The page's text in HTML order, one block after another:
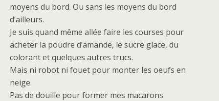
moyens du bord. Ou sans les moyens du bord
d’ailleurs.
Je suis quand même allée faire les courses pour
acheter la poudre d’amande, le sucre glace, du
colorant et quelques autres trucs.
Mais ni robot ni fouet pour monter les oeufs en
neige.
Pas de douille pour former mes macarons.